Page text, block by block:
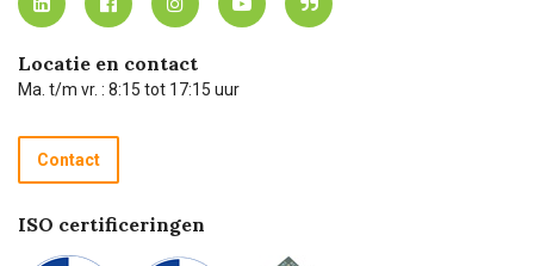
Carel Lurvink App
Hulp op afstand
Technische dienst
Recycle programma
Betalen
Carel Lurvink Blog
Carel de podcast
Locatie en contact
Ma. t/m vr. : 8:15 tot 17:15 uur
Contact
ISO certificeringen